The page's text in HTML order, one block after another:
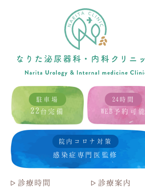
駐車場
22 台完備
24時間
WEB予約可能
院内コロナ対策
感染症専門医監修
診療時間 診療案内